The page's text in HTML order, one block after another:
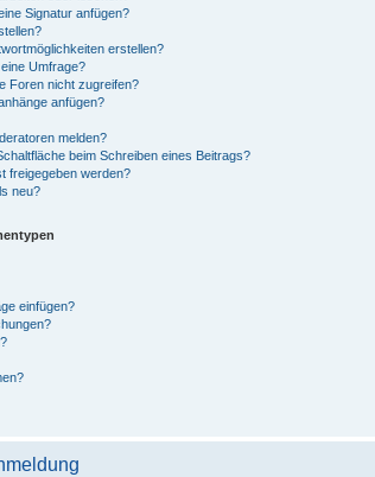
Signatur anfügen?
erstellen?
Umfrage?
Foren nicht zugreifen?
anfügen?
melden?
beim Schreiben eines Beitrags?
freigegeben werden?
neu?
einfügen?